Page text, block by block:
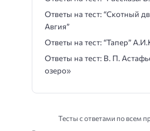
Ответы на тест: “Скотный
Авгия”
Ответы на тест: “Тапер”
Ответы на тест: В. П.
озеро»
Тесты с ответами по всем